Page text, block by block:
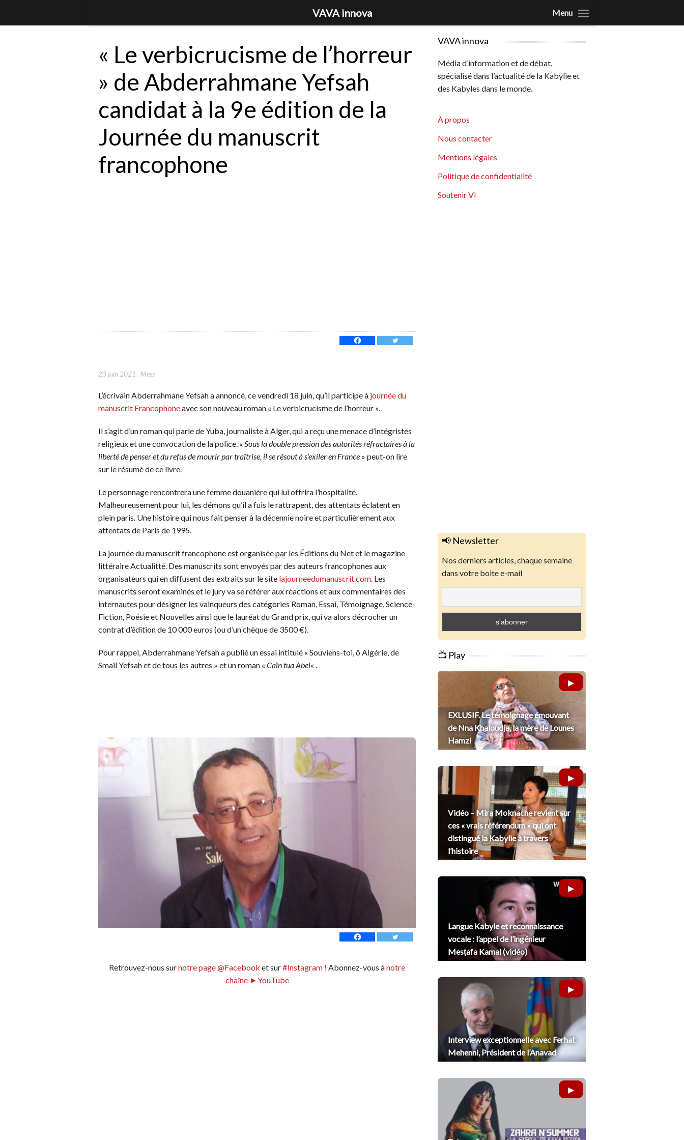
« Le verbicrucisme de l’horreur
» de Abderrahmane Yefsah
candidat à la 9e édition de la
Journée du manuscrit
francophone
23 juin 2021 , Mess
L’écrivain Abderrahmane Yefsah a annoncé, ce vendredi 18 juin, qu’il participe à journée du
manuscrit Francophoneavec son nouveau roman « Le verbicrucisme de l’horreur ».
Il s’agit d’un roman qui parle de Yuba, journaliste à Alger, qui a reçu une menace d’intégristes
religieux et une convocation de la police. « Sous la double pression des autorités réfractaires à la
liberté de penser et du refus de mourir par traîtrise, il se résout à s’exiler en France » peut-on lire
sur le résumé de ce livre.
Le personnage rencontrera une femme douanière qui lui offrira l’hospitalité.
Malheureusement pour lui, les démons qu’il a fuis le rattrapent, des attentats éclatent en
plein paris. Une histoire qui nous fait penser à la décennie noire et particulièrement aux
attentats de Paris de 1995.
La journée du manuscrit francophone est organisée par les Éditions du Net et le magazine
littéraire Actualitté. Des manuscrits sont envoyés par des auteurs francophones aux
organisateurs qui en diffusent des extraits sur le site lajourneedumanuscrit.com. Les
manuscrits seront examinés et le jury va se référer aux réactions et aux commentaires des
internautes pour désigner les vainqueurs des catégories Roman, Essai, Témoignage, Science-
Fiction, Poésie et Nouvelles ainsi que le lauréat du Grand prix, qui va alors décrocher un
contrat d’édition de 10 000 euros (ou d’un chèque de 3500 €).
Pour rappel, Abderrahmane Yefsah a publié un essai intitulé « Souviens-toi, ô Algérie, de
Smaïl Yefsah et de tous les autres » et un roman «Caïn tua Abel« .
Retrouvez-nous surnotre page @Facebook et sur#Instagram ! Abonnez-vous ànotre
chaîne ►YouTube
VAVA innova
Média d’information et de débat,
spécialisé dans l’actualité de la Kabylie et
des Kabyles dans le monde.
À propos
Nous contacter
Mentions légales
Politique de confidentialité
Soutenir VI
📢 Newsletter
Nos derniers articles, chaque semaine
dans votre boite e-mail
📺 Play
EXLUSIF. Le témoignage émouvant
de Nna Khaloudja, la mère de Lounes
Hamzi
Vidéo – Mira Moknache revient sur
ces « vrais référendum » qui ont
distingué la Kabylie à travers
l’histoire
Langue Kabyle et reconnaissance
vocale : l’appel de l’ingénieur
Mesṭafa Kamal (vidéo)
Interview exceptionnelle avec Ferhat
Mehenni, Président de l’Anavad
VAVA innova Menu